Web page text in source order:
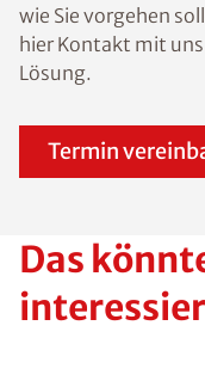
wie Sie vorgehen
hier Kontakt mit
Lösung.
Termin
Das